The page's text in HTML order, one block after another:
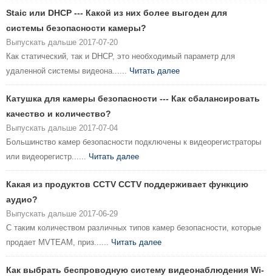
Staic или DHCP --- Какой из них более выгоден для
системы безопасности камеры?
Выпускать дальше 2017-07-20
Как статический, так и DHCP, это необходимый параметр для
удаленной системы видеона...... Читать далее
Катушка для камеры безопасности --- Как сбалансировать
качество и количество?
Выпускать дальше 2017-07-04
Большинство камер безопасности подключены к видеорегистраторы
или видеорегистр...... Читать далее
Какая из продуктов CCTV CCTV поддерживает функцию
аудио?
Выпускать дальше 2017-06-29
С таким количеством различных типов камер безопасности, которые
продает MVTEAM, приз...... Читать далее
Как выбрать беспроводную систему видеонаблюдения Wi-